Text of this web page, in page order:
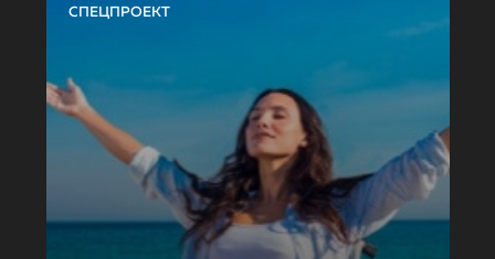
СПЕЦПРОЕКТ